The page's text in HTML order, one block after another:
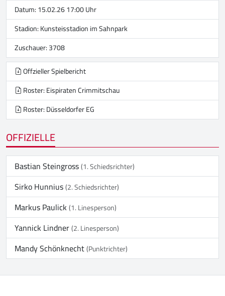
Datum: 15.02.26 17:00 Uhr
Stadion:Kunsteisstadion im Sahnpark
Zuschauer: 3708
Offzieller Spielbericht
Roster: Eispiraten Crimmitschau
Roster: Düsseldorfer EG
OFFIZIELLE
Bastian Steingross(1. Schiedsrichter)
Sirko Hunnius(2. Schiedsrichter)
Markus Paulick(1. Linesperson)
Yannick Lindner(2. Linesperson)
Mandy Schönknecht(Punktrichter)